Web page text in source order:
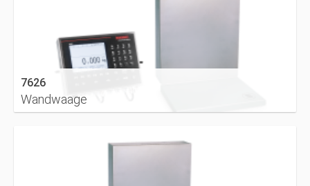
7626
Wandwaage